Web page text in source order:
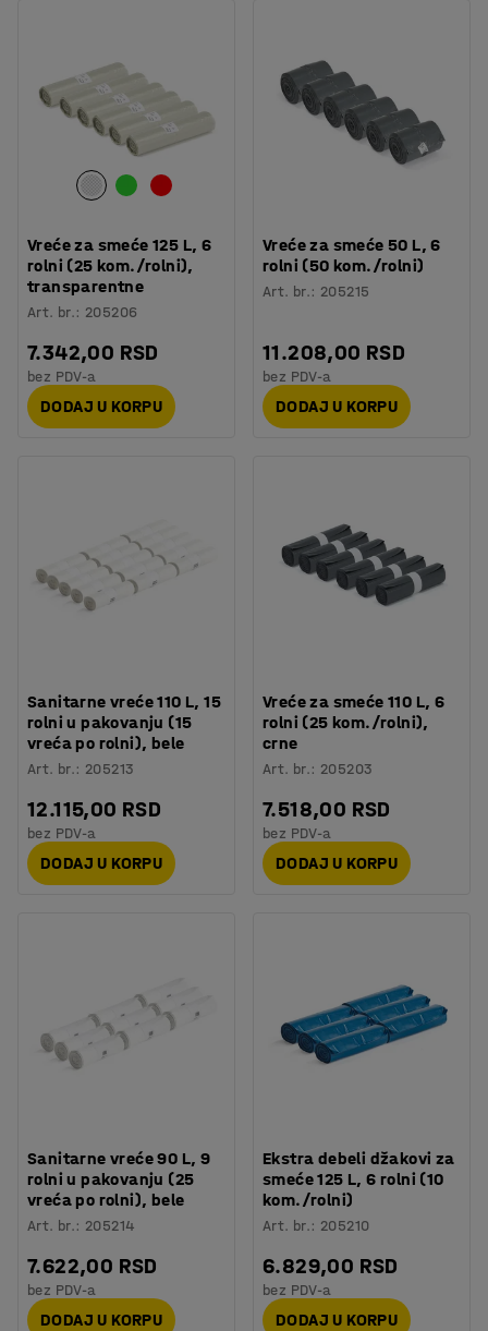
Vreće za smeće 125 L, 6
rolni (25 kom./rolni),
transparentne
Art. br.: 205206
7.342,00 RSD
bez PDV-a
DODAJ U KORPU
Vreće za smeće 50 L, 6
rolni (50 kom./rolni)
Art. br.: 205215
11.208,00 RSD
bez PDV-a
DODAJ U KORPU
Sanitarne vreće 110 L, 15
rolni u pakovanju (15
vreća po rolni), bele
Art. br.: 205213
12.115,00 RSD
bez PDV-a
DODAJ U KORPU
Vreće za smeće 110 L, 6
rolni (25 kom./rolni),
crne
Art. br.: 205203
7.518,00 RSD
bez PDV-a
DODAJ U KORPU
Sanitarne vreće 90 L, 9
rolni u pakovanju (25
vreća po rolni), bele
Art. br.: 205214
7.622,00 RSD
bez PDV-a
DODAJ U KORPU
Ekstra debeli džakovi za
smeće 125 L, 6 rolni (10
kom./rolni)
Art. br.: 205210
6.829,00 RSD
bez PDV-a
DODAJ U KORPU